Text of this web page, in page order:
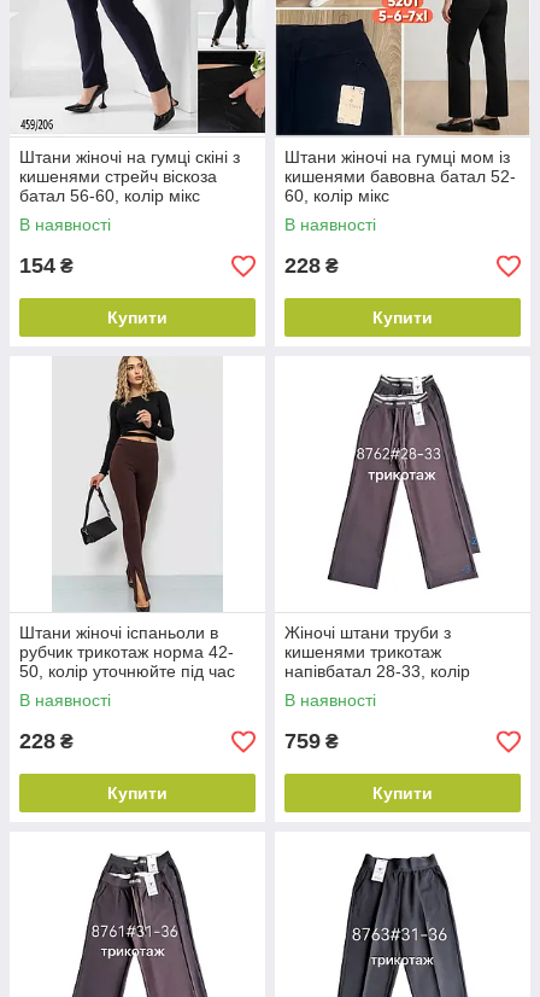
Штани жіночі на гумці скіні з
кишенями стрейч віскоза
батал 56-60, колір мікс
В наявності
154 ₴
Купити
Штани жіночі на гумці мом із
кишенями бавовна батал 52-
60, колір мікс
В наявності
228 ₴
Купити
Штани жіночі іспаньоли в
рубчик трикотаж норма 42-
50, колір уточнюйте під час
замовлення
В наявності
228 ₴
Купити
Жіночі штани труби з
кишенями трикотаж
напівбатал 28-33, колір
уточнюйте під час
замовлення
В наявності
759 ₴
Купити